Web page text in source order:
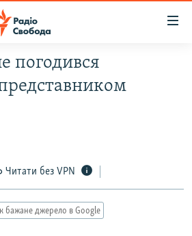
РОКІВ
погодився
представником
Читати без VPN
бажане джерело в Google